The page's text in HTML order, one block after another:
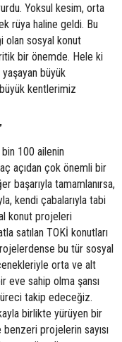
Yoksul kesim, orta
rüya haline geldi. Bu
olan sosyal konut
bir önemde. Hele ki
büyük
kentlerimiz
100 ailenin
açıdan çok önemli bir
başarıyla tamamlanırsa,
kendi çabalarıyla tabi
konut projeleri
satılan TOKİ konutları
bu tür sosyal
orta ve alt
eve sahip olma şansı
takip edeceğiz.
birlikte yürüyen bir
benzeri projelerin sayısı